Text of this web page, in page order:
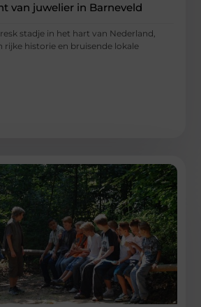
van juwelier in Barneveld
stadje in het hart van Nederland,
rijke historie en bruisende lokale